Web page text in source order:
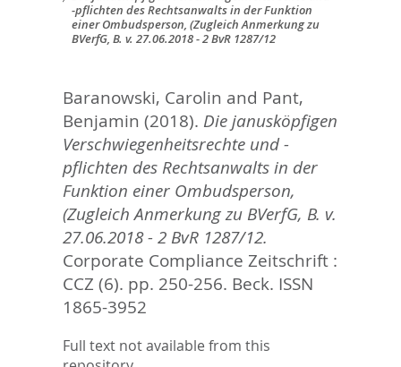
Sie
sind
-pflichten des Rechtsanwalts in der Funktion
einer Ombudsperson, (Zugleich Anmerkung zu
BVerfG, B. v. 27.06.2018 - 2 BvR 1287/12
Baranowski, Carolin and Pant,
Benjamin (2018). Die janusköpfigen
Verschwiegenheitsrechte und -
pflichten des Rechtsanwalts in der
Funktion einer Ombudsperson,
(Zugleich Anmerkung zu BVerfG, B. v.
27.06.2018 - 2 BvR 1287/12.
Corporate Compliance Zeitschrift :
CCZ (6). pp. 250-256. Beck. ISSN
1865-3952
Full text not available from this